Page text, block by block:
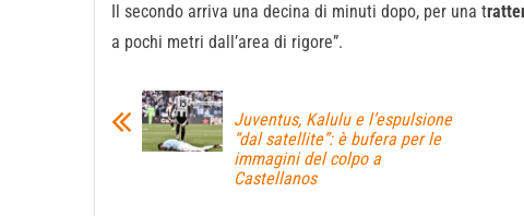
Il secondo arriva una decina di minuti dopo, per una t
a pochi metri dall’area di rigore”.
Juventus, Kalulu e l’espulsione
“dal satellite”: è bufera per le
immagini del colpo a
Castellanos